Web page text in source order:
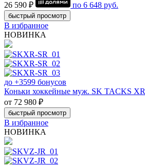
26 590 ₽
по 6 648 руб.
быстрый просмотр
В избранное
НОВИНКА
до +3599 бонусов
Коньки хоккейные муж. SK TACKS XR
от 72 980 ₽
быстрый просмотр
В избранное
НОВИНКА